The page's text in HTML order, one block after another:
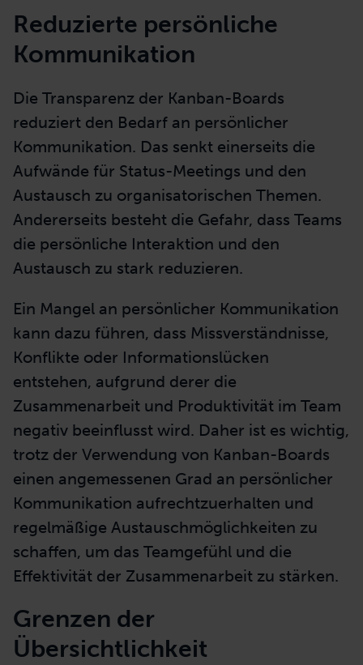
Reduzierte persönliche
Kommunikation
Die Transparenz der Kanban-Boards
reduziert den Bedarf an persönlicher
Kommunikation. Das senkt einerseits die
Aufwände für Status-Meetings und den
Austausch zu organisatorischen Themen.
Andererseits besteht die Gefahr, dass Teams
die persönliche Interaktion und den
Austausch zu stark reduzieren.
Ein Mangel an persönlicher Kommunikation
kann dazu führen, dass Missverständnisse,
Konflikte oder Informationslücken
entstehen, aufgrund derer die
Zusammenarbeit und Produktivität im Team
negativ beeinflusst wird. Daher ist es wichtig,
trotz der Verwendung von Kanban-Boards
einen angemessenen Grad an persönlicher
Kommunikation aufrechtzuerhalten und
regelmäßige Austauschmöglichkeiten zu
schaffen, um das Teamgefühl und die
Effektivität der Zusammenarbeit zu stärken.
Grenzen der
Übersichtlichkeit